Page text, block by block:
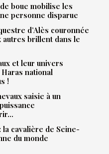
boue mobilise les
personne disparue
d’Alès couronnée
autres brillent dans le
et leur univers
national
!
saisie à un
la cavalière de Seine-
du monde